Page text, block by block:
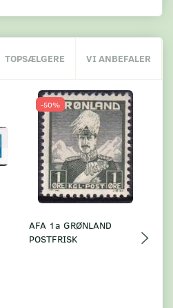
TOPSÆLGERE VI ANBEFALER
-50%
AFA 1a GRØNLAND
POSTFRISK